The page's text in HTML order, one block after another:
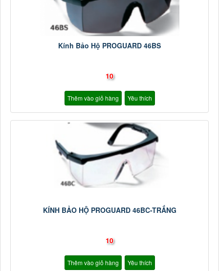
Kính Bảo Hộ PROGUARD 46BS
10
Thêm vào giỏ hàng Yêu thích
KÍNH BẢO HỘ PROGUARD 46BC-TRẮNG
10
Thêm vào giỏ hàng Yêu thích